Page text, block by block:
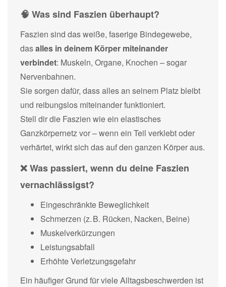
🧠 Was sind Faszien überhaupt?
Faszien sind das weiße, faserige Bindegewebe,
dasalles in deinem Körper miteinander
verbindet: Muskeln, Organe, Knochen – sogar
Nervenbahnen.
Sie sorgen dafür, dass alles an seinem Platz bleibt
und reibungslos miteinander funktioniert.
Stell dir die Faszien wie ein elastisches
Ganzkörpernetz vor – wenn ein Teil verklebt oder
verhärtet, wirkt sich das auf den ganzen Körper aus.
❌ Was passiert, wenn du deine Faszien
vernachlässigst?
Eingeschränkte Beweglichkeit
Schmerzen (z. B. Rücken, Nacken, Beine)
Muskelverkürzungen
Leistungsabfall
Erhöhte Verletzungsgefahr
Ein häufiger Grund für viele Alltagsbeschwerden ist